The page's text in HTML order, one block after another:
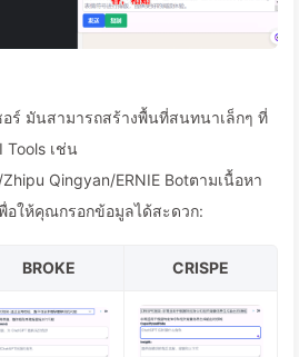
อร์ มันสามารถสร้างพื้นที่สนทนาเล็กๆ ที่
Tools เช่น
Qingyan/ERNIE Botตามเนื้อหา
อให้คุณกรอกข้อมูลได้สะดวก:
BROKE CRISPE